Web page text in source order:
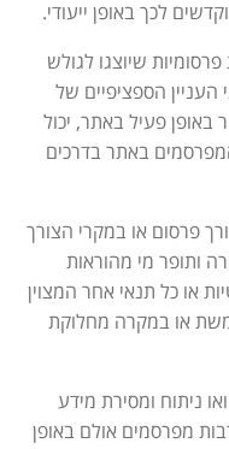
לכך באופן ייעודי.
שיוצגו לגולש
הספציפיים של
פעיל באתר, יכול
באתר בדרכים
פרסום או במקרי הצורך
ותופר מי מהוראות
או כל תנאי אחר המצוין
או במקרה מחלוקת
ניתוח ומסירת מידע
מפרסמים אולם באופן